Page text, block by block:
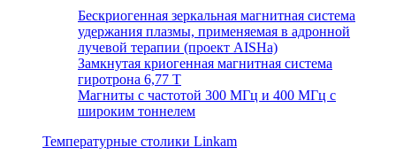
Бескриогенная зеркальная магнитная система
удержания плазмы, применяемая в адронной
лучевой терапии (проект AISHa)
Замкнутая криогенная магнитная система
гиротрона 6,77 T
Магниты с частотой 300 МГц и 400 МГц с
широким тоннелем
Температурные столики Linkam